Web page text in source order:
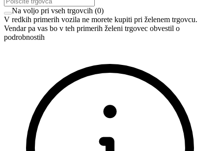
Na voljo pri vseh trgovcih (0)
V redkih primerih vozila ne morete kupiti pri želenem trgovcu.
Vendar pa vas bo v teh primerih želeni trgovec obvestil o
podrobnostih